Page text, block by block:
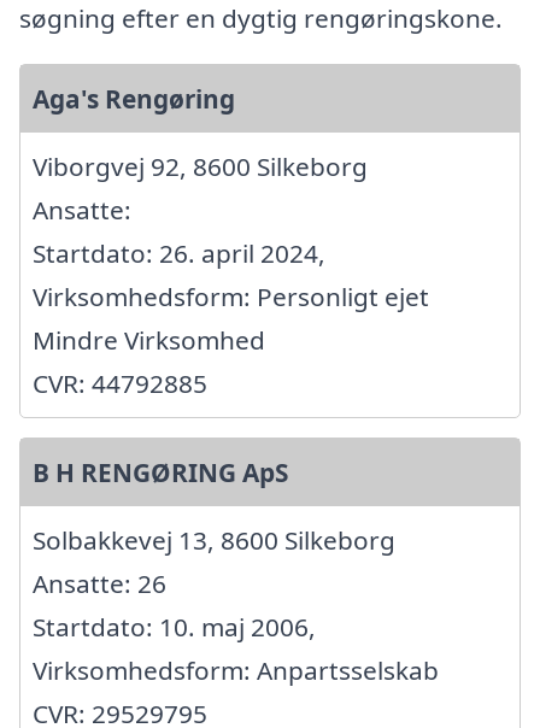
søgning efter en dygtig rengøringskone.
Aga's Rengøring
Viborgvej 92, 8600 Silkeborg
Ansatte:
Startdato: 26. april 2024,
Virksomhedsform: Personligt ejet
Mindre Virksomhed
CVR: 44792885
B H RENGØRING ApS
Solbakkevej 13, 8600 Silkeborg
Ansatte: 26
Startdato: 10. maj 2006,
Virksomhedsform: Anpartsselskab
CVR: 29529795